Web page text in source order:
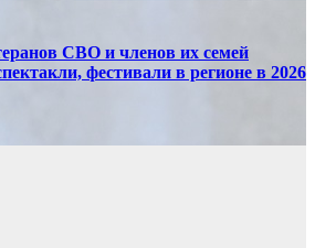
СВО и членов их семей
фестивали в регионе в 2026